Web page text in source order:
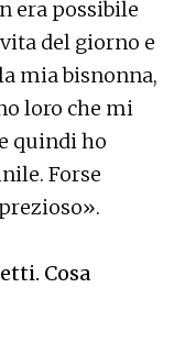
era possibile
del giorno e
mia bisnonna,
loro che mi
quindi ho
Forse
Cosa